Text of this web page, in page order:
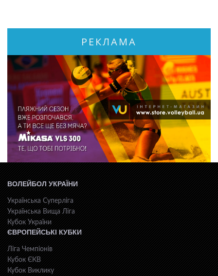
РЕКЛАМА
ВОЛЕЙБОЛ УКРАЇНИ
Українська Суперліга
Українська Вища Ліга
Кубок України
ЄВРОПЕЙСЬКІ КУБКИ
Ліга Чемпіонів
Кубок ЄКВ
Кубок Виклику